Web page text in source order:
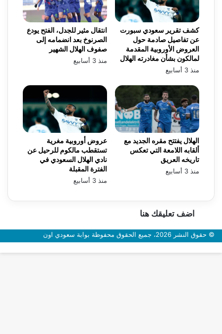
انتقال مثير للجدل، الفتح يودع
الصرنوخ بعد انضمامه إلى
صفوف الهلال الشهير
منذ 3 أسابيع
كشف تقرير سعودي سبورت
عن تفاصيل صادمة حول
العروض الأوروبية المقدمة
لمالكون بشأن مغادرته الهلال
منذ 3 أسابيع
عروض أوروبية مغرية
تستقطب مالكوم للرحيل عن
نادي الهلال السعودي في
الفترة المقبلة
منذ 3 أسابيع
الهلال يفتتح مقره الجديد مع
ألقابه اللامعة التي تعكس
تاريخه العريق
منذ 3 أسابيع
اضف تعليقك هنا
© حقوق النشر 2026، جميع الحقوق محفوظة بوابة سعودي اون